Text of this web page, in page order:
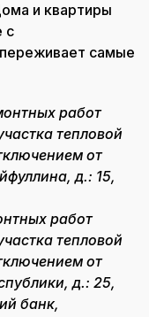
и квартиры
с
самые
работ
тепловой
от
д.: 15,
работ
тепловой
от
д.: 25,
банк,